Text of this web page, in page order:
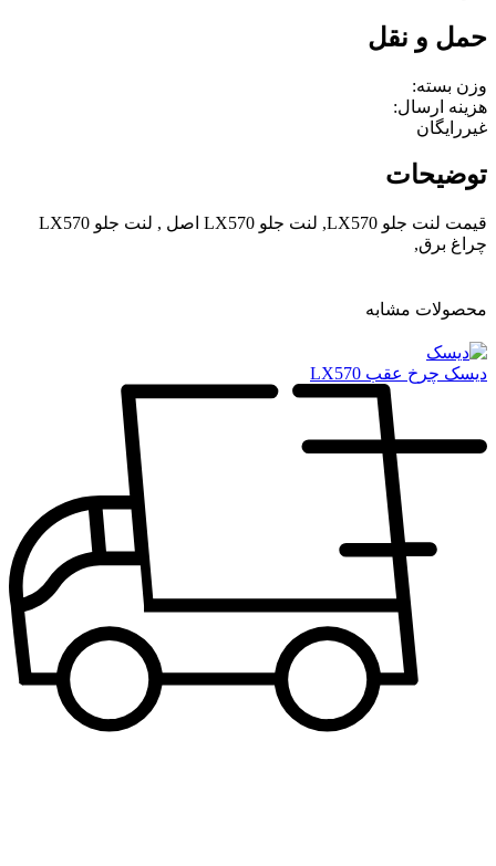
حمل و نقل
وزن بسته:
هزینه ارسال:
غیررایگان
توضیحات
قیمت لنت جلو LX570, لنت جلو LX570 اصل , لنت جلو LX570
چراغ برق,
محصولات مشابه
دیسک چرخ عقب LX570